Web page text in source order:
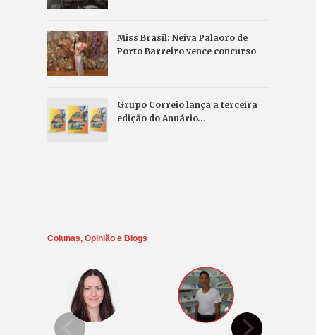
Miss Brasil: Neiva Palaoro de
Porto Barreiro vence concurso
Grupo Correio lança a terceira
edição do Anuário…
Colunas, Opinião e Blogs